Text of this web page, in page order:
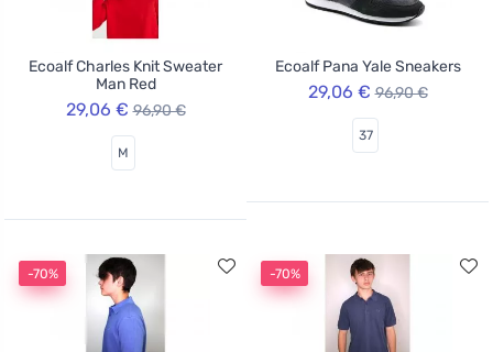
Ecoalf Charles Knit Sweater
Man Red
29,06 € 96,90 €
M
Ecoalf Pana Yale Sneakers
29,06 € 96,90 €
37
-70% -70%